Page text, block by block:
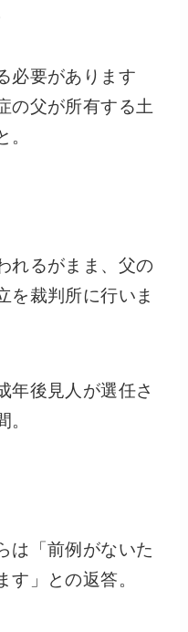
必要があります
の父が所有する土
れるがまま、父の
を裁判所に行いま
年後見人が選任さ
は「前例がないた
す」との返答。